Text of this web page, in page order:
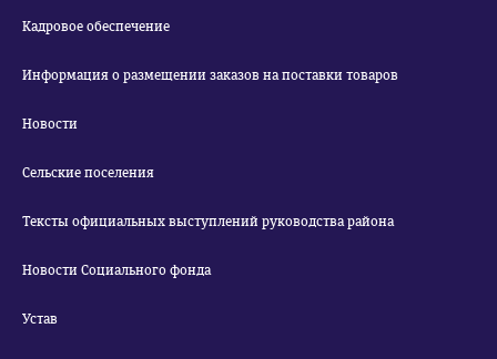
Кадровое обеспечение
Информация о размещении заказов на поставки товаров
Новости
Сельские поселения
Тексты официальных выступлений руководства района
Новости Социального фонда
Устав